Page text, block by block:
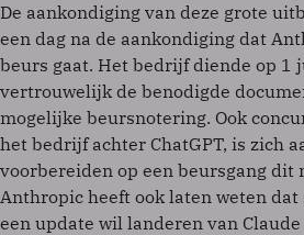
De aankondiging van deze grote
een dag na de aankondiging dat
beurs gaat. Het bedrijf diende op 1
vertrouwelijk de benodigde
mogelijke beursnotering. Ook
het bedrijf achter ChatGPT, is zich
voorbereiden op een beursgang dit
Anthropic heeft ook laten weten
een update wil landeren van Claude